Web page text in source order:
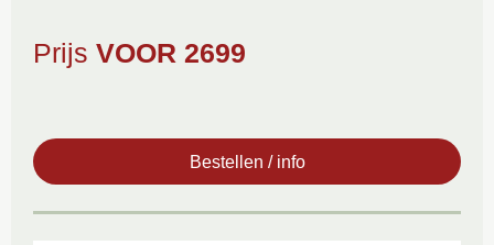
Prijs VOOR 2699
Bestellen / info